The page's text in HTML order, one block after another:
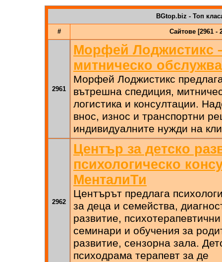
BGtop.biz - Топ
# Сайтове [2961 -
2961
Морфей Лоджистикс
митническо
Морфей Лоджистикс
вътрешна спедиция,
логистика и консултации.
внос, износ и транспортни
индивидуалните нужди на
2962
Център за детско
психологическо
МенталиТи
Центърът предлага
за деца и семейства,
развитие,
семинари и обучения за
развитие, сензорна зала.
психодрама терапевт за де